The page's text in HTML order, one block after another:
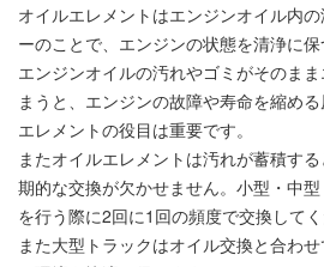
オイルエレメントはエンジンオイル内
ーのことで、エンジンの状態を清浄に保
エンジンオイルの汚れやゴミがそのま
まうと、エンジンの故障や寿命を縮め
エレメントの役目は重要です。
またオイルエレメントは汚れが蓄積す
期的な交換が欠かせません。小型・中
を行う際に2回に1回の頻度で交換してく
また大型トラックはオイル交換と合わ